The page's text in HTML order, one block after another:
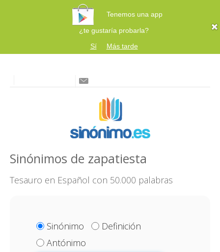
Tenemos una app
¿te gustaría probarla?
Sí
Más tarde
Sinónimos de zapatiesta
Tesauro en Español con 50.000 palabras
Sinónimo
Definición
Antónimo